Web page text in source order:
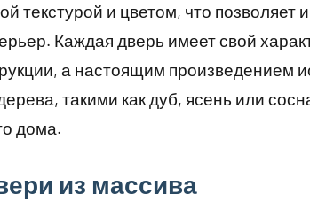
текстурой и цветом, что позволяет
Каждая дверь имеет свой
а настоящим произведением
такими как дуб, ясень или
дома.
из массива